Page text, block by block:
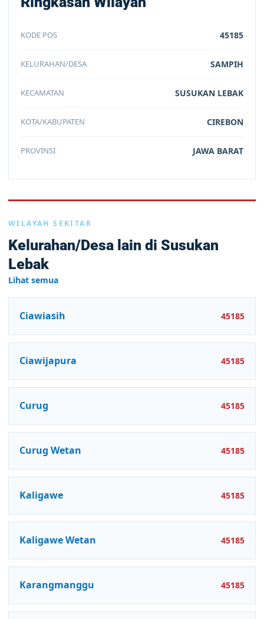
KODE POS 45185
KELURAHAN/DESA SAMPIH
KECAMATAN SUSUKAN LEBAK
KOTA/KABUPATEN CIREBON
PROVINSI JAWA BARAT
WILAYAH SEKITAR
Kelurahan/Desa lain di Susukan
Lebak
Lihat semua
Ciawiasih 45185
Ciawijapura 45185
Curug 45185
Curug Wetan 45185
Kaligawe 45185
Kaligawe Wetan 45185
Karangmanggu 45185